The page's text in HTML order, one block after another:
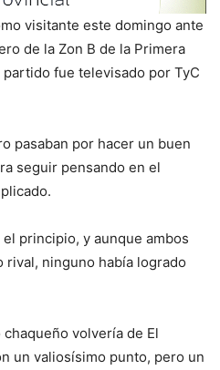
visitante este domingo ante
de la Zon B de la Primera
partido fue televisado por TyC
pasaban por hacer un buen
seguir pensando en el
principio, y aunque ambos
ninguno había logrado
volvería de El
un valiosísimo punto, pero un